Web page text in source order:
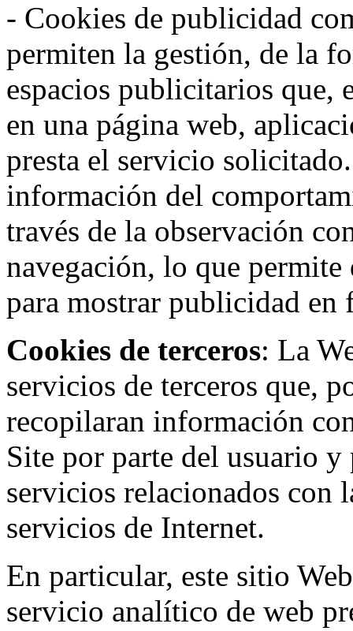
- Cookies de publicidad
permiten la gestión, de la
espacios publicitarios que,
en una página web,
presta el servicio
información del
través de la observación
navegación, lo que
para mostrar publicidad
Cookies de terceros: La
servicios de terceros que,
recopilaran información
Site por parte del usuario
servicios relacionados con
servicios de Internet.
En particular, este sitio
servicio analítico de web